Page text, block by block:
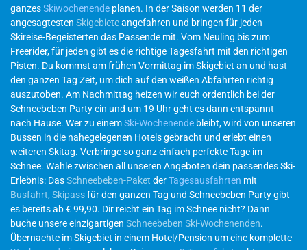
ganzesSkiwochenende planen. In der Saison werden 11 der
angesagtesten Skigebieteangefahren und bringen für jeden
Skireise-Begeisterten das Passende mit. Vom Neuling bis zum
Freerider, für jeden gibt es die richtige Tagesfahrt mit den richtigen
Pisten. Du kommst am frühen Vormittag im Skigebiet an und hast
den ganzen Tag Zeit, um dich auf den weißen Abfahrten richtig
auszutoben. Am Nachmittag heizen wir euch ordentlich bei der
Schneebeben Party ein und um 19 Uhr geht es dann entspannt
nach Hause. Wer zu einemSki-Wochenende bleibt, wird von unseren
Bussen in die nahegelegenen Hotels gebracht und erlebt einen
weiteren Skitag. Verbringe so ganz einfach perfekte Tage im
Schnee. Wähle zwischen all unseren Angeboten dein passendes Ski-
Erlebnis: DasSchneebeben-Paket derTagesausfahrten mit
Busfahrt,Skipassfür den ganzen Tag und Schneebeben Party gibt
es bereits ab € 99,90. Dir reicht ein Tag im Schnee nicht? Dann
buche unsere einzigartigen Schneebeben Ski-Wochenenden.
Übernachte im Skigebiet in einem Hotel/Pension um eine komplette